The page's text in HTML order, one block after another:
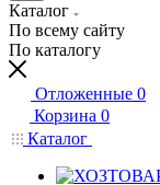
Каталог
По всему сайту
По каталогу
Отложенные 0
Корзина 0
Каталог